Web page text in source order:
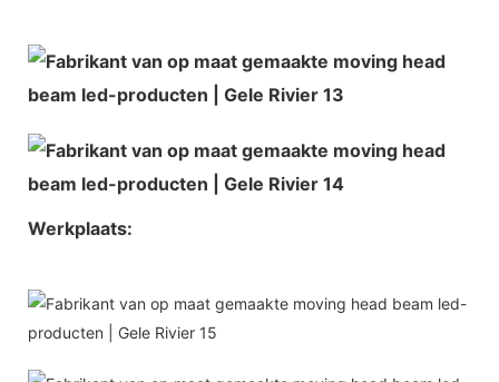
Werkplaats: